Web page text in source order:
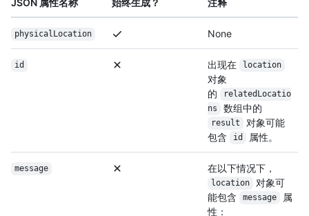
physicalLocation None
id 出现在 location
对象
的
relatedLocatio
ns
数组中的
result
对象可能
包含
id 属性。
message 在以下情况下，
location
对象可
能包含
message
属
性：